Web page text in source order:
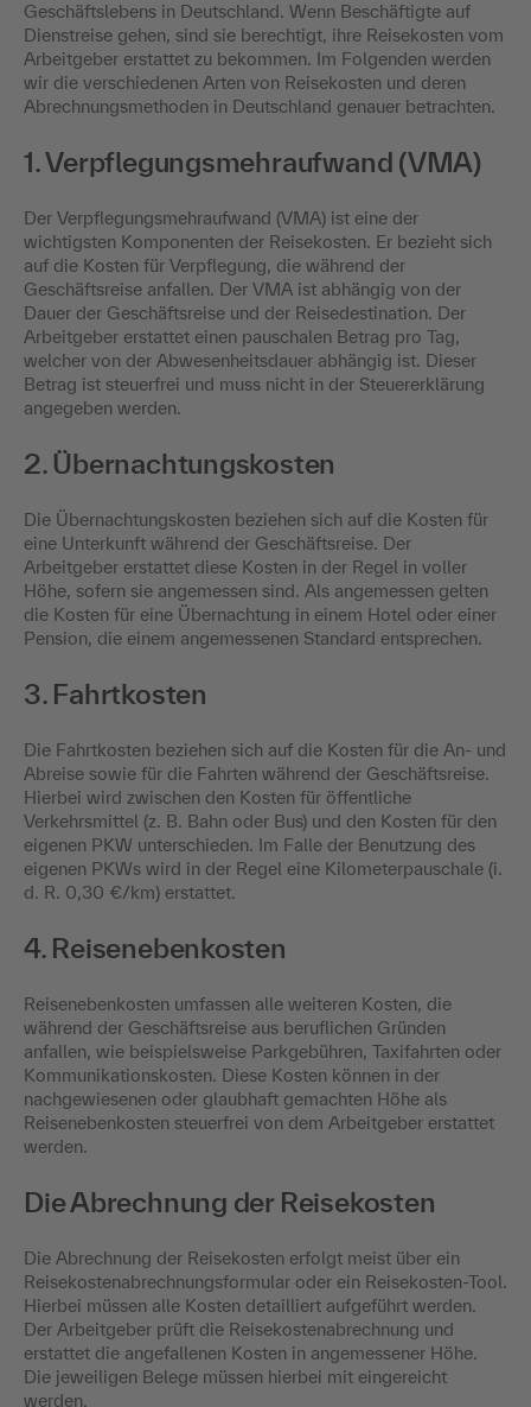
Geschäftslebens in Deutschland. Wenn Beschäftigte auf
Dienstreise gehen, sind sie berechtigt, ihre Reisekosten vom
Arbeitgeber erstattet zu bekommen. Im Folgenden werden
wir die verschiedenen Arten von Reisekosten und deren
Abrechnungsmethoden in Deutschland genauer betrachten.
1. Verpflegungsmehraufwand (VMA)
Der Verpflegungsmehraufwand (VMA) ist eine der
wichtigsten Komponenten der Reisekosten. Er bezieht sich
auf die Kosten für Verpflegung, die während der
Geschäftsreise anfallen. Der VMA ist abhängig von der
Dauer der Geschäftsreise und der Reisedestination. Der
Arbeitgeber erstattet einen pauschalen Betrag pro Tag,
welcher von der Abwesenheitsdauer abhängig ist. Dieser
Betrag ist steuerfrei und muss nicht in der Steuererklärung
angegeben werden.
2. Übernachtungskosten
Die Übernachtungskosten beziehen sich auf die Kosten für
eine Unterkunft während der Geschäftsreise. Der
Arbeitgeber erstattet diese Kosten in der Regel in voller
Höhe, sofern sie angemessen sind. Als angemessen gelten
die Kosten für eine Übernachtung in einem Hotel oder einer
Pension, die einem angemessenen Standard entsprechen.
3. Fahrtkosten
Die Fahrtkosten beziehen sich auf die Kosten für die An- und
Abreise sowie für die Fahrten während der Geschäftsreise.
Hierbei wird zwischen den Kosten für öffentliche
Verkehrsmittel (z. B. Bahn oder Bus) und den Kosten für den
eigenen PKW unterschieden. Im Falle der Benutzung des
eigenen PKWs wird in der Regel eine Kilometerpauschale (i.
d. R. 0,30 €/km) erstattet.
4. Reisenebenkosten
Reisenebenkosten umfassen alle weiteren Kosten, die
während der Geschäftsreise aus beruflichen Gründen
anfallen, wie beispielsweise Parkgebühren, Taxifahrten oder
Kommunikationskosten. Diese Kosten können in der
nachgewiesenen oder glaubhaft gemachten Höhe als
Reisenebenkosten steuerfrei von dem Arbeitgeber erstattet
werden.
Die Abrechnung der Reisekosten
Die Abrechnung der Reisekosten erfolgt meist über ein
Reisekostenabrechnungsformular oder ein Reisekosten-Tool.
Hierbei müssen alle Kosten detailliert aufgeführt werden.
Der Arbeitgeber prüft die Reisekostenabrechnung und
erstattet die angefallenen Kosten in angemessener Höhe.
Die jeweiligen Belege müssen hierbei mit eingereicht
werden.